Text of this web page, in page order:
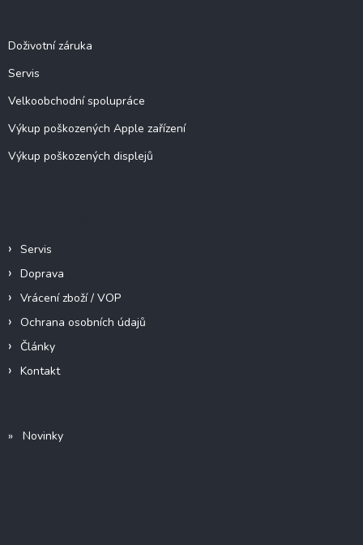
Doživotní záruka
Servis
Velkoobchodní spolupráce
Výkup poškozených Apple zařízení
Výkup poškozených displejů
Servis
Doprava
Vrácení zboží / VOP
Ochrana osobních údajů
Články
Kontakt
» Novinky